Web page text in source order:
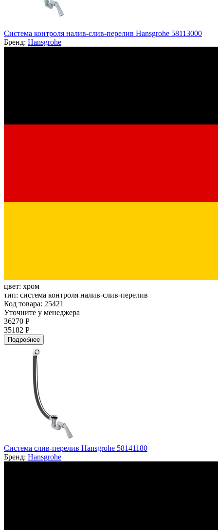
Система контроля налив-слив-перелив Hansgrohe 58113000
Бренд: Hansgrohe
цвет: хром
тип: система контроля налив-слив-перелив
Код товара: 25421
Уточните у менеджера
36270 Р
35182 Р
Подробнее
Система слив-перелив Hansgrohe 58141180
Бренд: Hansgrohe